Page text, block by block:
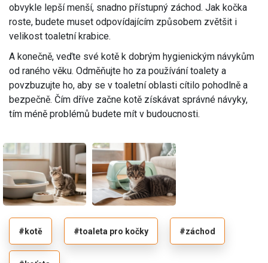
obvykle lepší menší, snadno přístupný záchod. Jak kočka
roste, budete muset odpovídajícím způsobem zvětšit i
velikost toaletní krabice.
A konečně, veďte své kotě k dobrým hygienickým návykům
od raného věku. Odměňujte ho za používání toalety a
povzbuzujte ho, aby se v toaletní oblasti cítilo pohodlně a
bezpečně. Čím dříve začne kotě získávat správné návyky,
tím méně problémů budete mít v budoucnosti.
#kotě #toaleta pro kočky #záchod